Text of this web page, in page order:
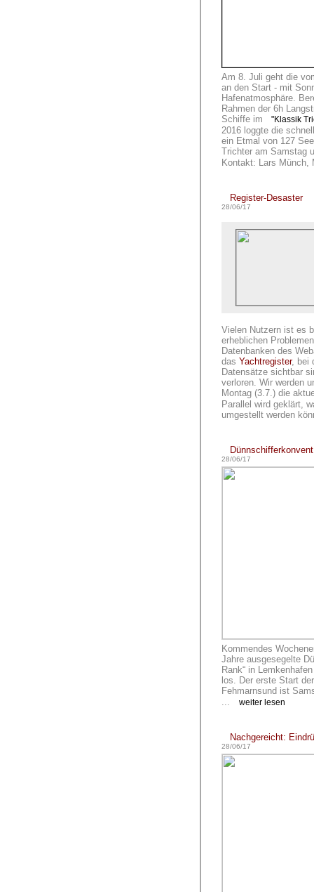
Am 8. Juli geht die
an den Start - mit
Hafenatmosphäre.
Rahmen der 6h
Schiffe im
"Klassik
2016 loggte die
ein Etmal von 127
Trichter am Samstag
Kontakt: Lars Münch,
Register-Desaster
28/06/17
Vielen Nutzern ist es
erheblichen
Datenbanken des
das Yachtregister, bei
Datensätze sichtbar
verloren. Wir werden
Montag (3.7.) die
Parallel wird geklärt,
umgestellt werden
28/06/17
Kommendes
Jahre ausgesegelte
Rank“ in
los. Der erste Start
Fehmarnsund ist
...
weiter lesen
Nachgereicht:
28/06/17